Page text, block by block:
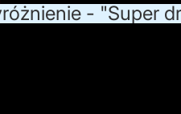
- "Super